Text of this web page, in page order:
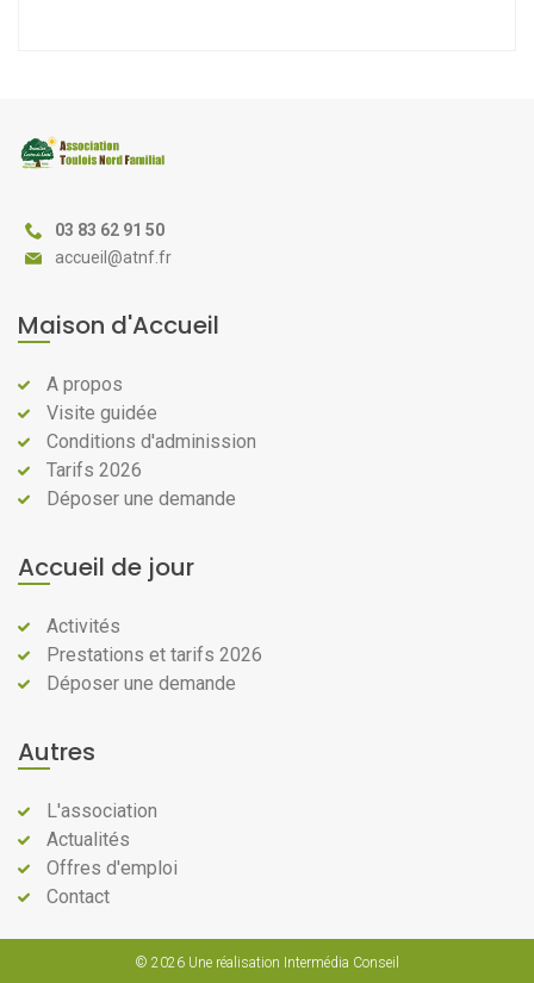
03 83 62 91 50
@
Maison d'Accueil
A propos
Visite guidée
Conditions d'adminission
Tarifs 2026
Déposer une demande
Accueil de jour
Activités
Prestations et tarifs 2026
Déposer une demande
Autres
L'association
Actualités
Offres d'emploi
Contact
© 2026 Une réalisation Intermédia Conseil